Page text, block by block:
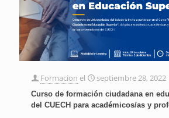
Formacion el septiembre 28, 2022
Curso de formación ciudadana en
del CUECH para académicos/as y